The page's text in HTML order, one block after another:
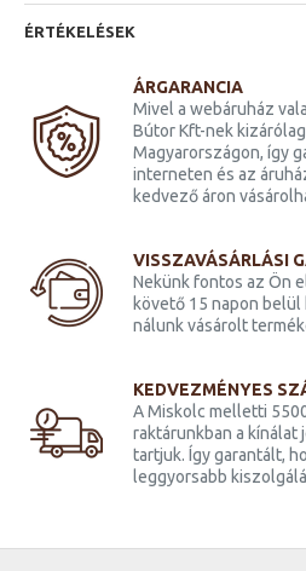
ÉRTÉKELÉSEK
ÁRGARANCIA
Mivel a webáruház
Bútor Kft-nek
Magyarországon, így
interneten és az
kedvező áron
VISSZAVÁSÁRLÁSI
Nekünk fontos az Ön
követő 15 napon belül
nálunk vásárolt
KEDVEZMÉNYES
A Miskolc melletti
raktárunkban a
tartjuk. Így garantált,
leggyorsabb